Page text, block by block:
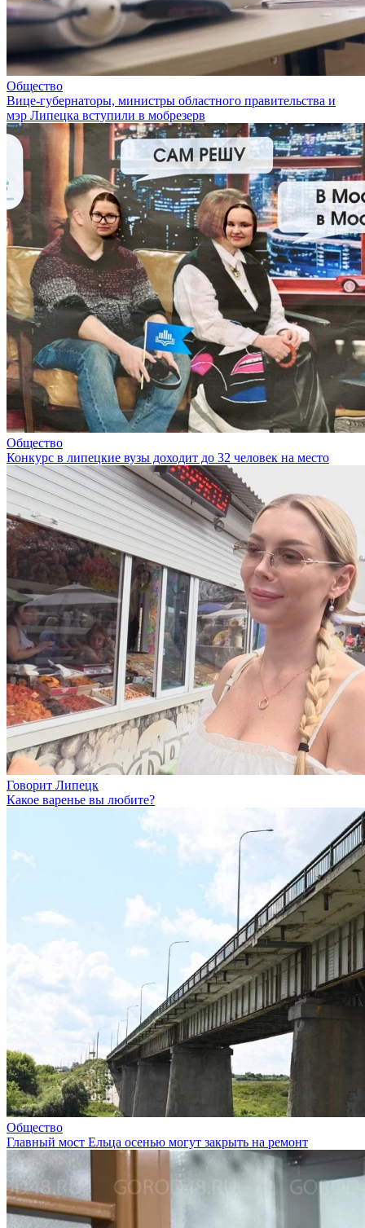
Общество
Вице-губернаторы, министры областного правительства и
мэр Липецка вступили в мобрезерв
Общество
Конкурс в липецкие вузы доходит до 32 человек на место
Говорит Липецк
Какое варенье вы любите?
Общество
Главный мост Ельца осенью могут закрыть на ремонт